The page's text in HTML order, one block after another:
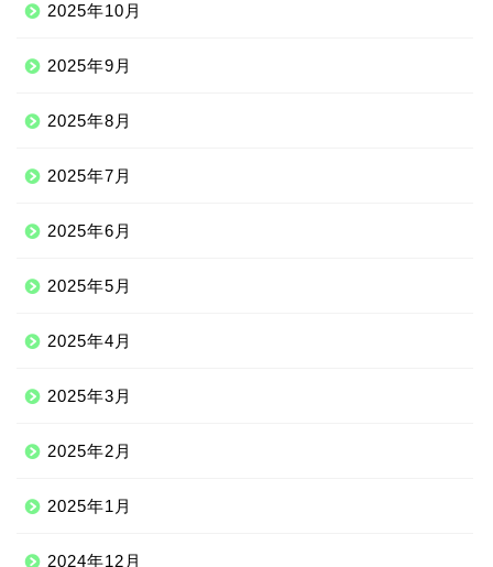
2025年10月
2025年9月
2025年8月
2025年7月
2025年6月
2025年5月
2025年4月
2025年3月
2025年2月
2025年1月
2024年12月